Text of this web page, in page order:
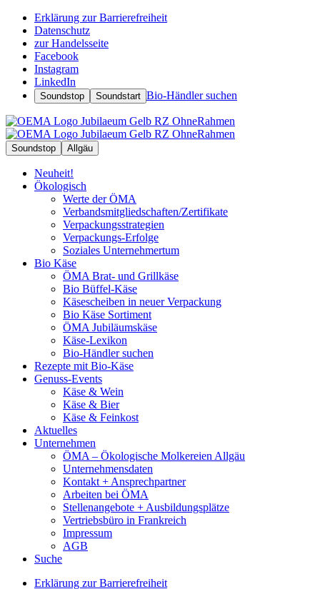
Erklärung zur Barrierefreiheit
Datenschutz
zur Handelsseite
Facebook
Instagram
LinkedIn
Soundstop Soundstart Bio-Händler suchen
Soundstop Allgäu
Neuheit!
Ökologisch
Werte der ÖMA
Verbandsmitgliedschaften/Zertifikate
Verpackungsstrategien
Verpackungs-Erfolge
Soziales Unternehmertum
Bio Käse
ÖMA Brat- und Grillkäse
Bio Büffel-Käse
Käsescheiben in neuer Verpackung
Bio Käse Sortiment
ÖMA Jubiläumskäse
Käse-Lexikon
Bio-Händler suchen
Rezepte mit Bio-Käse
Genuss-Events
Käse & Wein
Käse & Bier
Käse & Feinkost
Aktuelles
Unternehmen
ÖMA – Ökologische Molkereien Allgäu
Unternehmensdaten
Kontakt + Ansprechpartner
Arbeiten bei ÖMA
Stellenangebote + Ausbildungsplätze
Vertriebsbüro in Frankreich
Impressum
AGB
Suche
Erklärung zur Barrierefreiheit